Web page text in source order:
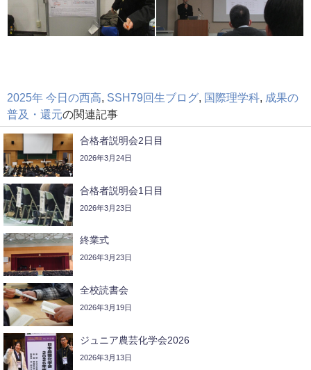
2025年 今日の西高 SSH79回生ブログ 国際理学科
成果の
普及・還元の関連記事
合格者説明会2日目
2026年3月24日
合格者説明会1日目
2026年3月23日
終業式
2026年3月23日
全校読書会
2026年3月19日
ジュニア農芸化学会2026
2026年3月13日